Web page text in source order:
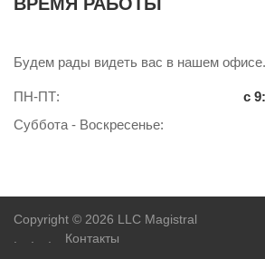
Будем рады видеть вас в нашем офисе.
ПН-ПТ:
с
Суббота - Воскресенье:
Copyright © 2026 LLC Magistral
.
. . Контакты